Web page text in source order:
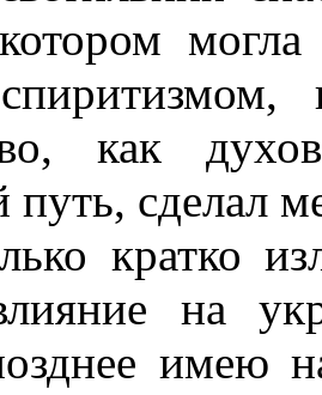
могла
как
путь, сделал
кратко
на
имею